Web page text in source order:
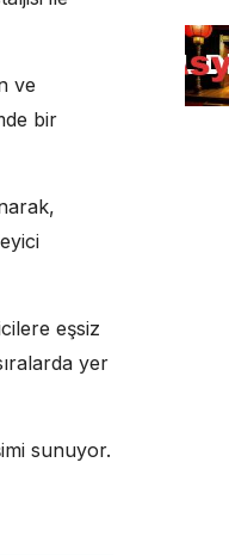
ve
bir
eşsiz
yer
sunuyor.